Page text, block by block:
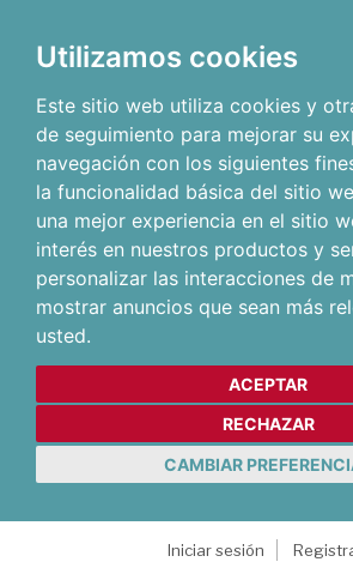
Utilizamos cookies
Este sitio web utiliza cookies y
de seguimiento para mejorar su
navegación con los siguientes
la funcionalidad básica del sitio
una mejor experiencia en el sitio
interés en nuestros productos y
personalizar las interacciones de
mostrar anuncios que sean más
usted.
ACEPTAR
RECHAZAR
CAMBIAR
Iniciar sesión